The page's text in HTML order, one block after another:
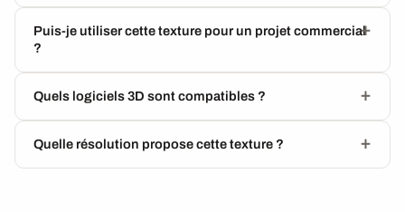
Puis-je utiliser cette texture pour un projet commercial
?
Quels logiciels 3D sont compatibles ?
Quelle résolution propose cette texture ?